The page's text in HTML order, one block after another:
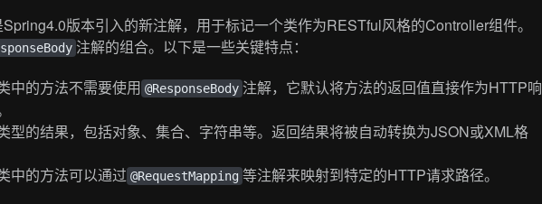
版本引入的新注解，用于标记一个类作为RESTful风格的Controller组件。
注解的组合。以下是一些关键特点：
中的方法不需要使用 @ResponseBody 注解，它默认将方法的返回值直接作为HTTP响
型的结果，包括对象、集合、字符串等。返回结果将被自动转换为JSON或XML格
中的方法可以通过 @RequestMapping 等注解来映射到特定的HTTP请求路径。